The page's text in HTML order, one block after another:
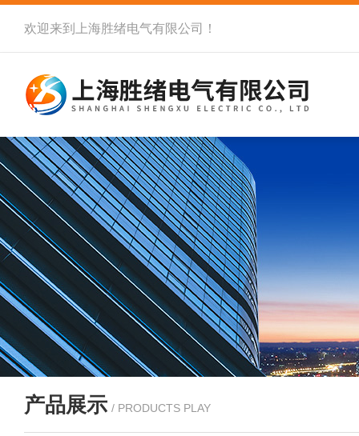
欢迎来到 上海胜绪电气有限公司 ！
产品展示 / PRODUCTS PLAY